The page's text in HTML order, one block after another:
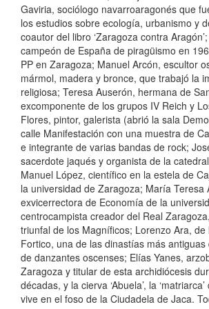
Gaviria, sociólogo navarroaragonés que
los estudios sobre ecología, urbanismo y
coautor del libro ‘Zaragoza contra
campeón de España de piragüismo en
PP en Zaragoza; Manuel Arcón, escultor
mármol, madera y bronce, que trabajó la
religiosa; Teresa Auserón, hermana de
excomponente de los grupos IV Reich y
Flores, pintor, galerista (abrió la sala
calle Manifestación con una muestra de
e integrante de varias bandas de rock;
sacerdote jaqués y organista de la
Manuel López, científico en la estela de
la universidad de Zaragoza; María Teresa
exvicerrectora de Economía de la
centrocampista creador del Real
triunfal de los Magníficos; Lorenzo Ara, de
Fortico, una de las dinastías más
de danzantes oscenses; Elías Yanes,
Zaragoza y titular de esta archidiócesis
décadas, y la cierva ‘Abuela’, la
vive en el foso de la Ciudadela de Jaca.